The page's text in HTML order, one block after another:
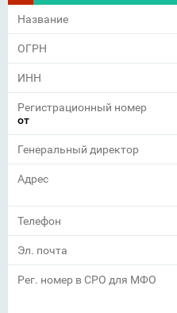
Название
ОГРН
ИНН
Регистрационный номер
от
Генеральный директор
Адрес
Телефон
Эл. почта
Рег. номер в СРО для МФО